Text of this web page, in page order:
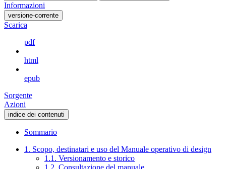
Informazioni
versione-corrente
Scarica
pdf
html
epub
Sorgente
Azioni
indice dei contenuti
Sommario
1. Scopo, destinatari e uso del Manuale operativo di design
1.1. Versionamento e storico
1.2. Consultazione del manuale